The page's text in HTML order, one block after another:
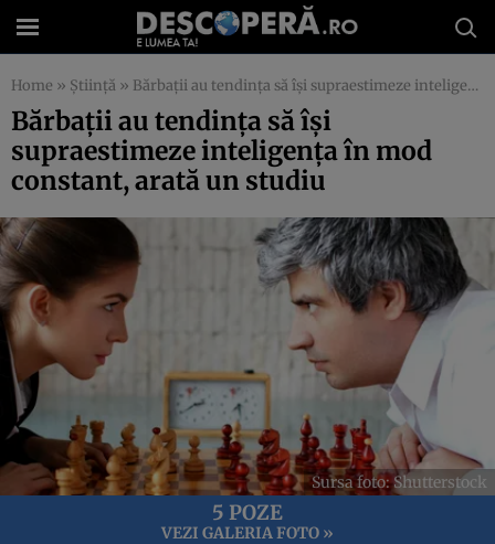
Home » Știință » Bărbații au tendința să își supraestimeze inteligența în mod constant, arată un studiu
Bărbații au tendința să își
supraestimeze inteligența în mod
constant, arată un studiu
Sursa foto: Shutterstock
5 POZE
VEZI GALERIA FOTO »